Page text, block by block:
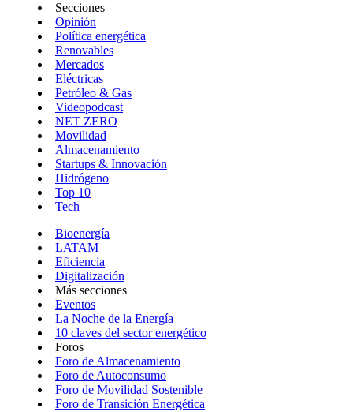
Secciones
Opinión
Política energética
Renovables
Mercados
Eléctricas
Petróleo & Gas
Videopodcast
NET ZERO
Movilidad
Almacenamiento
Startups & Innovación
Hidrógeno
Top 10
Tech
Bioenergía
LATAM
Eficiencia
Digitalización
Más secciones
Eventos
La Noche de la Energía
10 claves del sector energético
Foros
Foro de Almacenamiento
Foro de Autoconsumo
Foro de Movilidad Sostenible
Foro de Transición Energética